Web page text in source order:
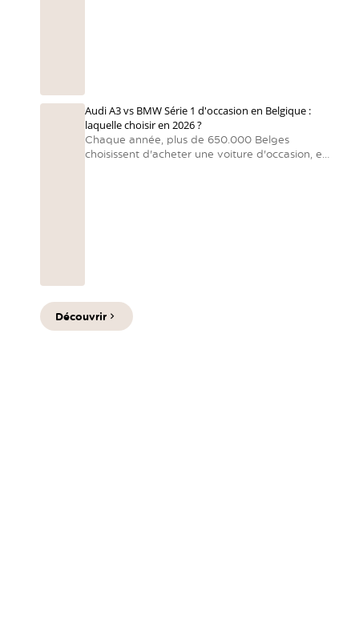
Audi A3 vs BMW Série 1 d'occasion en Belgique :
laquelle choisir en 2026 ?
Chaque année, plus de 650.000 Belges
choisissent d'acheter une voiture d'occasion, en
Découvrir